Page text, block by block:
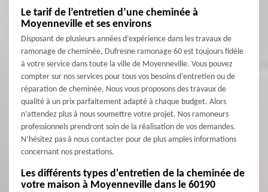
Le tarif de l’entretien d’une cheminée à
Moyenneville et ses environs
Disposant de plusieurs années d’expérience dans les travaux de
ramonage de cheminée, Dufresne ramonage 60 est toujours fidèle
à votre service dans toute la ville de Moyenneville. Vous pouvez
compter sur nos services pour tous vos besoins d’entretien ou de
réparation de cheminée. Nous vous proposons des travaux de
qualité à un prix parfaitement adapté à chaque budget. Alors
n’attendez plus à nous soumettre votre projet. Nos ramoneurs
professionnels prendront soin de la réalisation de vos demandes.
N’hésitez pas à nous contacter pour de plus amples informations
concernant nos prestations.
Les différents types d'entretien de la cheminée de
votre maison à Moyenneville dans le 60190